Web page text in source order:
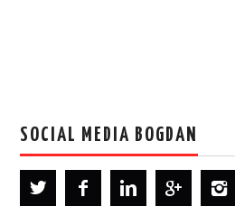
SOCIAL MEDIA BOGDAN